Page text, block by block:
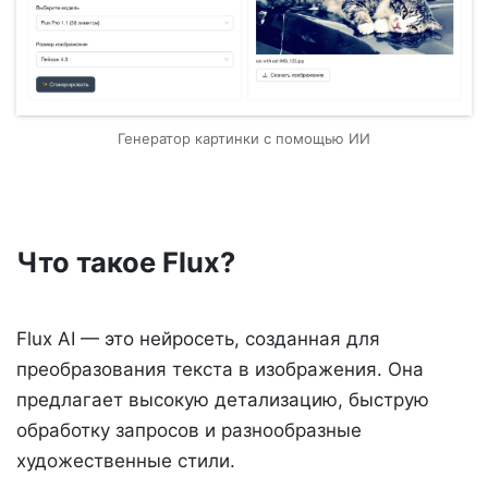
Генератор картинки с помощью ИИ
Что такое Flux?
Flux AI — это нейросеть, созданная для
преобразования текста в изображения. Она
предлагает высокую детализацию, быструю
обработку запросов и разнообразные
художественные стили.